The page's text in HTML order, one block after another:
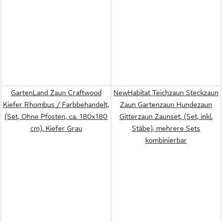
GartenLand Zaun Craftwood
Kiefer Rhombus / Farbbehandelt,
(Set, Ohne Pfosten, ca. 180x180
cm), Kiefer Grau
NewHabitat Teichzaun Steckzaun
Zaun Gartenzaun Hundezaun
Gitterzaun Zaunset, (Set, inkl.
Stäbe), mehrere Sets
kombinierbar